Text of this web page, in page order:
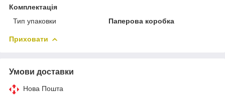
Комплектація
Тип упаковки
Паперова коробка
Приховати
Умови доставки
Нова Пошта